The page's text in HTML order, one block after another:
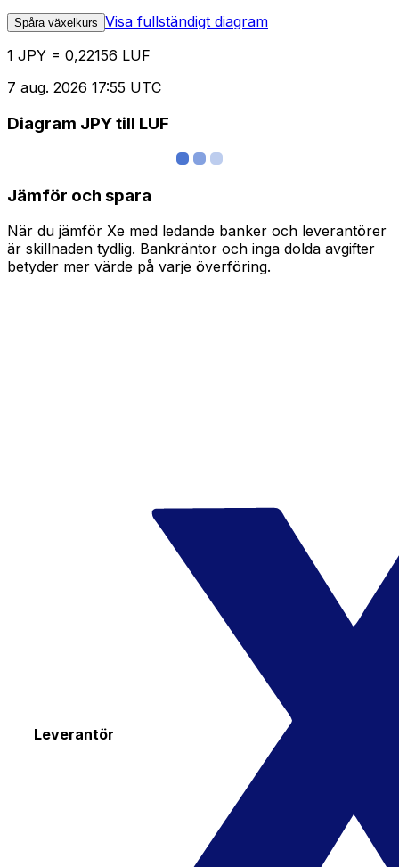
Spåra växelkurs Visa fullständigt diagram
1 JPY = 0,22156 LUF
7 aug. 2026 17:55 UTC
Diagram JPY till LUF
Jämför och spara
När du jämför Xe med ledande banker och leverantörer
är skillnaden tydlig. Bankräntor och inga dolda avgifter
betyder mer värde på varje överföring.
Leverantör